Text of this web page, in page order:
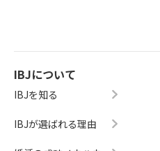
IBJについて
IBJを知る
IBJが選ばれる理由